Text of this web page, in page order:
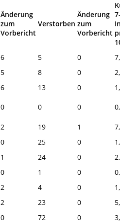
Änderung
zum
Vorbericht
Verstorben
Änderung
zum
Vorbericht
6 5 0
5 8 0
6 13 0
0 0 0
2 19 1
0 25 0
1 24 0
0 1 0
2 4 0
2 23 0
0 72 0